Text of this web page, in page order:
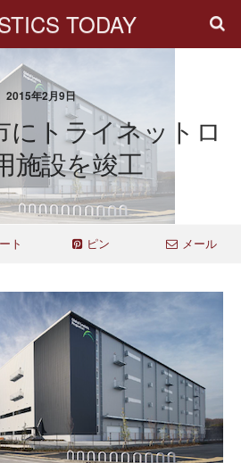
TODAY
2015年2月9日
にトライネットロ
施設を竣工
ト ピン メール